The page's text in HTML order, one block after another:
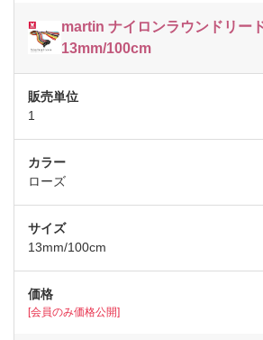
martin ナイロンラウンドリー
13mm/100cm
1
ローズ
13mm/100cm
[会員のみ価格公開]